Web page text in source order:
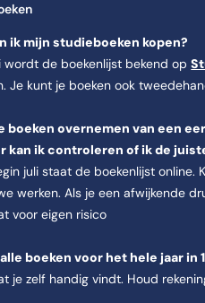
ik mijn studieboeken kopen?
wordt de boekenlijst bekend op
Je kunt je boeken ook
boeken overnemen van een
kan ik controleren of ik de
juli staat de boekenlijst online.
werken. Als je een afwijkende
voor eigen risico
boeken voor het hele jaar in
je zelf handig vindt. Houd